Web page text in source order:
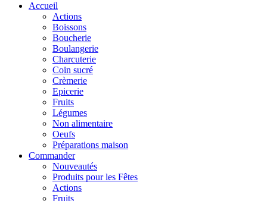
Accueil
Actions
Boissons
Boucherie
Boulangerie
Charcuterie
Coin sucré
Crèmerie
Epicerie
Fruits
Légumes
Non alimentaire
Oeufs
Préparations maison
Commander
Nouveautés
Produits pour les Fêtes
Actions
Fruits